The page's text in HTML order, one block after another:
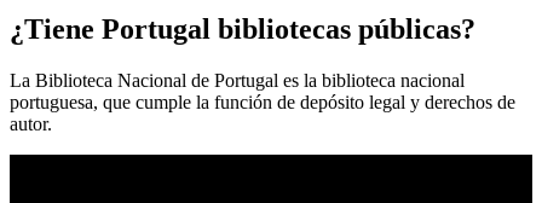
¿Tiene Portugal bibliotecas públicas?
La Biblioteca Nacional de Portugal es la biblioteca nacional
portuguesa, que cumple la función de depósito legal y derechos de
autor.